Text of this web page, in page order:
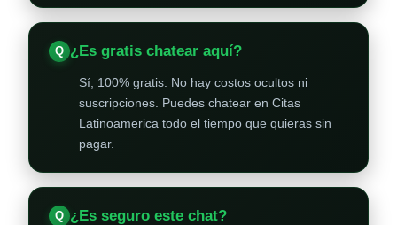
¿Es gratis chatear aquí?
Sí, 100% gratis. No hay costos ocultos ni
suscripciones. Puedes chatear en Citas
Latinoamerica todo el tiempo que quieras sin
pagar.
¿Es seguro este chat?